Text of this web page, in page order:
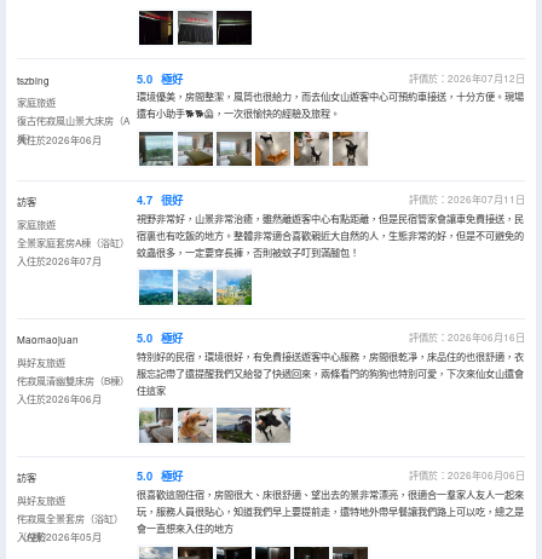
tszbing
家庭旅遊
復古侘寂風山景大床房（A
棟）
入住於2026年06月
5.0 極好
評價於：2026年07月12日
環境優美，房間整潔，風筒也很給力，而去仙女山遊客中心可預約車接送，十分方便。現場
還有小助手🐕🐕🦺，一次很愉快的經驗及旅程。
訪客
家庭旅遊
全景家庭套房A棟（浴缸）
入住於2026年07月
4.7 很好
評價於：2026年07月11日
視野非常好，山景非常治癒，雖然離遊客中心有點距離，但是民宿管家會讓車免費接送，民
宿裏也有吃飯的地方。整體非常適合喜歡親近大自然的人，生態非常的好，但是不可避免的
蚊蟲很多，一定要穿長褲，否則被蚊子叮到滿腿包！
Maomaojuan
與好友旅遊
侘寂風清幽雙床房（B棟）
入住於2026年06月
5.0 極好
評價於：2026年06月16日
特別好的民宿，環境很好，有免費接送遊客中心服務，房間很乾凈，床品住的也很舒適，衣
服忘記帶了還提醒我們又給發了快遞回來，兩條看門的狗狗也特別可愛，下次來仙女山還會
住這家
訪客
與好友旅遊
侘寂風全景套房（浴缸）
（A棟）
入住於2026年05月
5.0 極好
評價於：2026年06月06日
很喜歡這間住宿，房間很大、床很舒適、望出去的景非常漂亮，很適合一羣家人友人一起來
玩，服務人員很貼心，知道我們早上要提前走，還特地外帶早餐讓我們路上可以吃，總之是
會一直想來入住的地方